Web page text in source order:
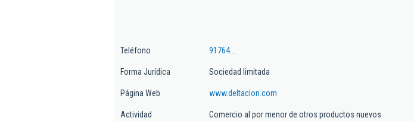
Teléfono 91764...
Forma Jurídica Sociedad limitada
Página Web www.deltaclon.com
Actividad Comercio al por menor de otros productos nuevos